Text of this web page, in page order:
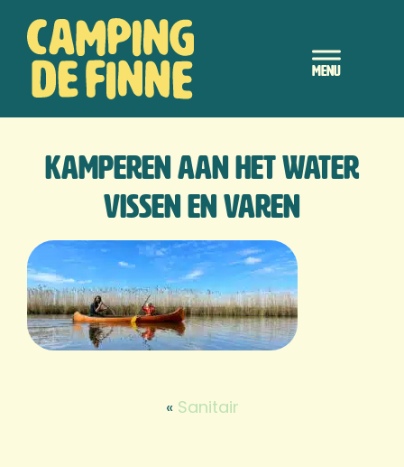
naar
de
hoofd
Camping de Finne
Header
kamperen aan het water
vissen en varen
« Sanitair